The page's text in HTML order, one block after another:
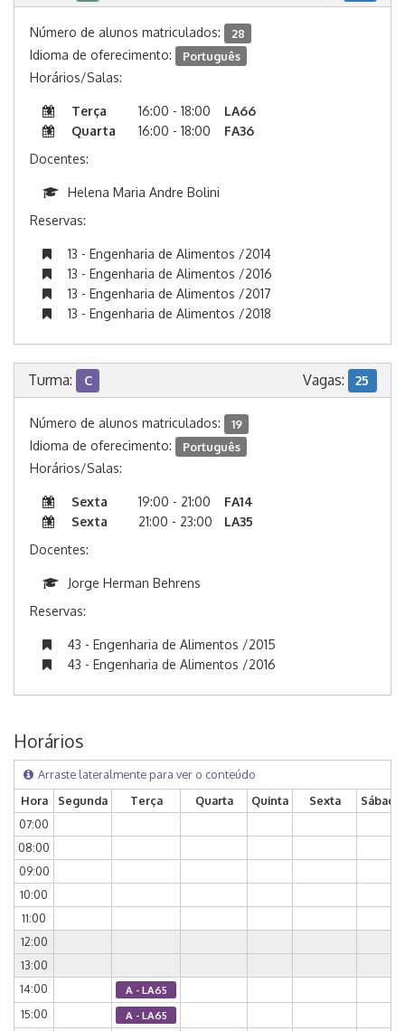
Número de alunos matriculados: 28
Idioma de oferecimento: Português
Horários/Salas:
Terça 16:00 - 18:00
LA66
Quarta
16:00 - 18:00
FA36
Docentes:
Helena Maria Andre Bolini
Reservas:
13 - Engenharia de Alimentos /2014
13 - Engenharia de Alimentos /2016
13 - Engenharia de Alimentos /2017
13 - Engenharia de Alimentos /2018
Turma: C Vagas: 25
Número de alunos matriculados: 19
Idioma de oferecimento: Português
Horários/Salas:
Sexta 19:00 - 21:00
FA14
Sexta
21:00 - 23:00
LA35
Docentes:
Jorge Herman Behrens
Reservas:
43 - Engenharia de Alimentos /2015
43 - Engenharia de Alimentos /2016
Horários
Arraste lateralmente para ver o conteúdo
Hora
Segunda Terça Quarta Quinta Sexta
Sábado
07:00
08:00
09:00
10:00
11:00
12:00
13:00
14:00
A - LA65
15:00 A - LA65